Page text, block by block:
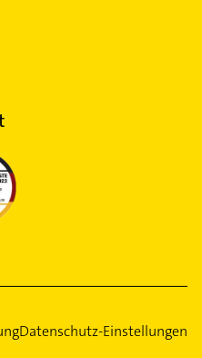
Datenschutz-Einstellungen